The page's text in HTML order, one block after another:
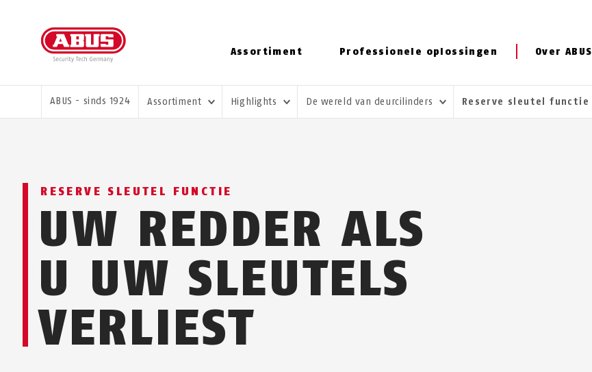
Assortiment Professionele oplossingen Over ABUS
U BENT HIER:
ABUS - sinds 1924 Assortiment Highlights De wereld van deurcilinders Reserve sleutel functie
RESERVE SLEUTEL FUNCTIE
UW REDDER ALS
U UW SLEUTELS
VERLIEST